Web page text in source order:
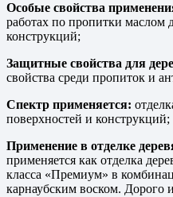
Особые свойства
работах по пропитки маслом
конструкций;
Защитные свойства для
свойства среди пропиток и
Спектр применяется:
поверхностей и конструкций;
Применение в отделке
применяется как отделка
класса «Премиум» в
карнаубским воском. Дорого